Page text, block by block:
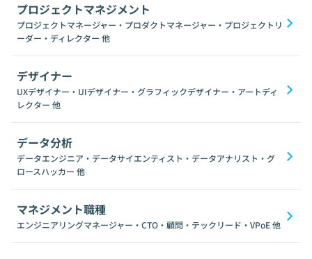
プロジェクトマネジメント
プロジェクトマネージャー・プロダクトマネージャー・プロジェクトリ
ーダー・ディレクター 他
デザイナー
UXデザイナー・UIデザイナー・グラフィックデザイナー・アートディ
レクター 他
データ分析
データエンジニア・データサイエンティスト・データアナリスト・グ
ロースハッカー 他
マネジメント職種
エンジニアリングマネージャー・CTO・顧問・テックリード・VPoE他